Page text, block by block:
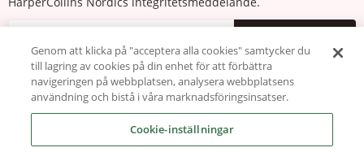
Följ oss
Genom att klicka på "acceptera alla cookies" samtycker du
till lagring av cookies på din enhet för att förbättra
navigeringen på webbplatsen, analysera webbplatsens
användning och bistå i våra marknadsföringsinsatser.
Cookie-inställningar